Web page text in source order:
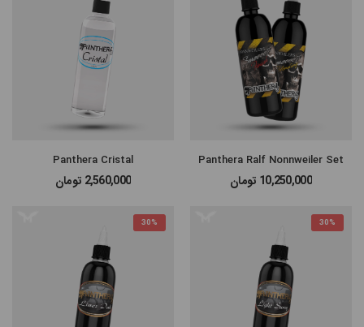
Panthera Ralf Nonnweiler Set
10,250,000 تومان
Panthera Cristal
2,560,000 تومان
30%
30%